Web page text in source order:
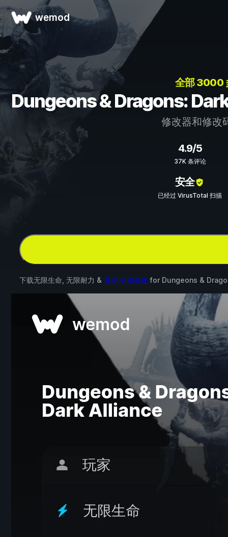
wemod
全部 3000
Dungeons & Dragons:
修改器和修改
4.9/5
37K 条评论
安全
已经过 VirusTotal 扫描
下载无限生命, 无限耐力 & 其他 9 项修改 for Dungeons &